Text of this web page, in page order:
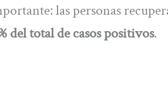
las personas
del total de casos positivos.